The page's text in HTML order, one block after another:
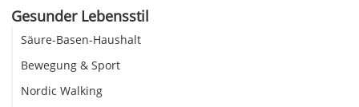
Gesunder Lebensstil
Säure-Basen-Haushalt
Bewegung & Sport
Nordic Walking